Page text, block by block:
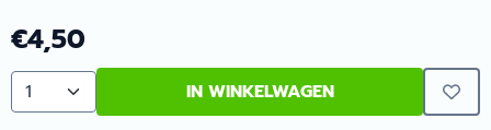
€4,50
Aantal IN WINKELWAGEN